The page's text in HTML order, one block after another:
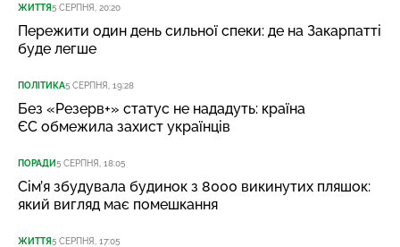
ЖИТТЯ5 СЕРПНЯ, 20:20
Пережити один день сильної спеки: де на Закарпатті
буде легше
ПОЛІТИКА5 СЕРПНЯ, 19:28
Без «Резерв+» статус не нададуть: країна
ЄС обмежила захист українців
ПОРАДИ5 СЕРПНЯ, 18:05
Сім’я збудувала будинок з 8000 викинутих пляшок:
який вигляд має помешкання
ЖИТТЯ5 СЕРПНЯ, 17:05